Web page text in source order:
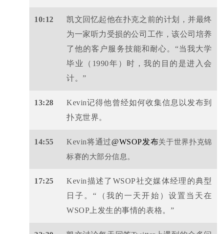
10:12
凯文回忆起他在扑克之前的计划，并最终
为一家听力受损的公司工作，该公司培养
了他的客户服务技能和耐心。“当我大学
毕业（1990年）时，我的目的是进入会
计。”
13:28
Kevin记得他曾经如何收集信息以发布到
扑克世界。
14:55 Kevin将通过@WSOP发布关于世界扑克锦
标赛的大部分信息。
17:25
Kevin描述了WSOP社交媒体经理的典型
日子。“（我的一天开始）设置当天在
WSOP上发生的事情的表格。”